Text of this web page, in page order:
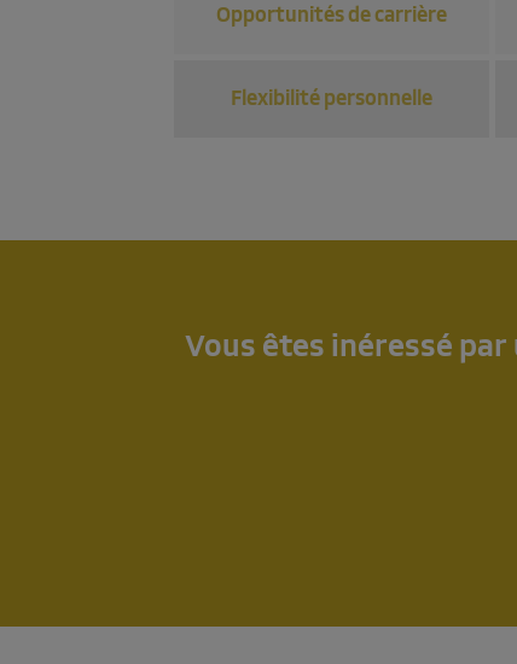
Opportunités de carrière
Flexibilité personnelle
Vous êtes inéressé